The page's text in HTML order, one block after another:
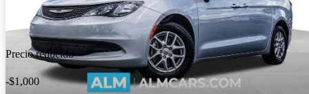
Precio reducido
-$1,000